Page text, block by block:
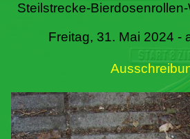
Literatur
Termine
Steilstrecke-
Freitag, 31. Mai 2024 -